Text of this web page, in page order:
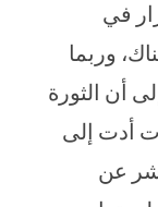
في
وربما
أن الثورة
أدت إلى
عن